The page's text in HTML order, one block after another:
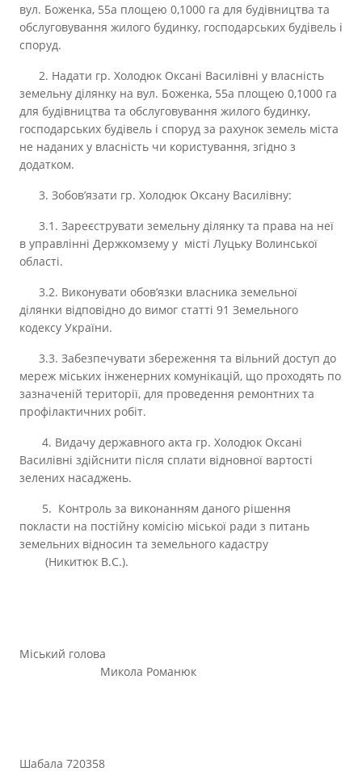
вул. Боженка, 55а площею 0,1000 га для будівництва та
обслуговування жилого будинку, господарських будівель і
споруд.
2. Надати гр. Холодюк Оксані Василівні у власність
земельну ділянку на вул. Боженка, 55а площею 0,1000 га
для будівництва та обслуговування жилого будинку,
господарських будівель і споруд за рахунок земель міста
не наданих у власність чи користування, згідно з
додатком.
3. Зобов’язати гр. Холодюк Оксану Василівну:
3.1. Зареєструвати земельну ділянку та права на неї
в управлінні Держкомзему у місті Луцьку Волинської
області.
3.2. Виконувати обов’язки власника земельної
ділянки відповідно до вимог статті 91 Земельного
кодексу України.
3.3. Забезпечувати збереження та вільний доступ до
мереж міських інженерних комунікацій, що проходять по
зазначеній території, для проведення ремонтних та
профілактичних робіт.
4. Видачу державного акта гр. Холодюк Оксані
Василівні здійснити після сплати відновної вартості
зелених насаджень.
5. Контроль за виконанням даного рішення
покласти на постійну комісію міської ради з питань
земельних відносин та земельного кадастру
(Никитюк В.С.).
Міський голова
Микола Романюк
Шабала 720358